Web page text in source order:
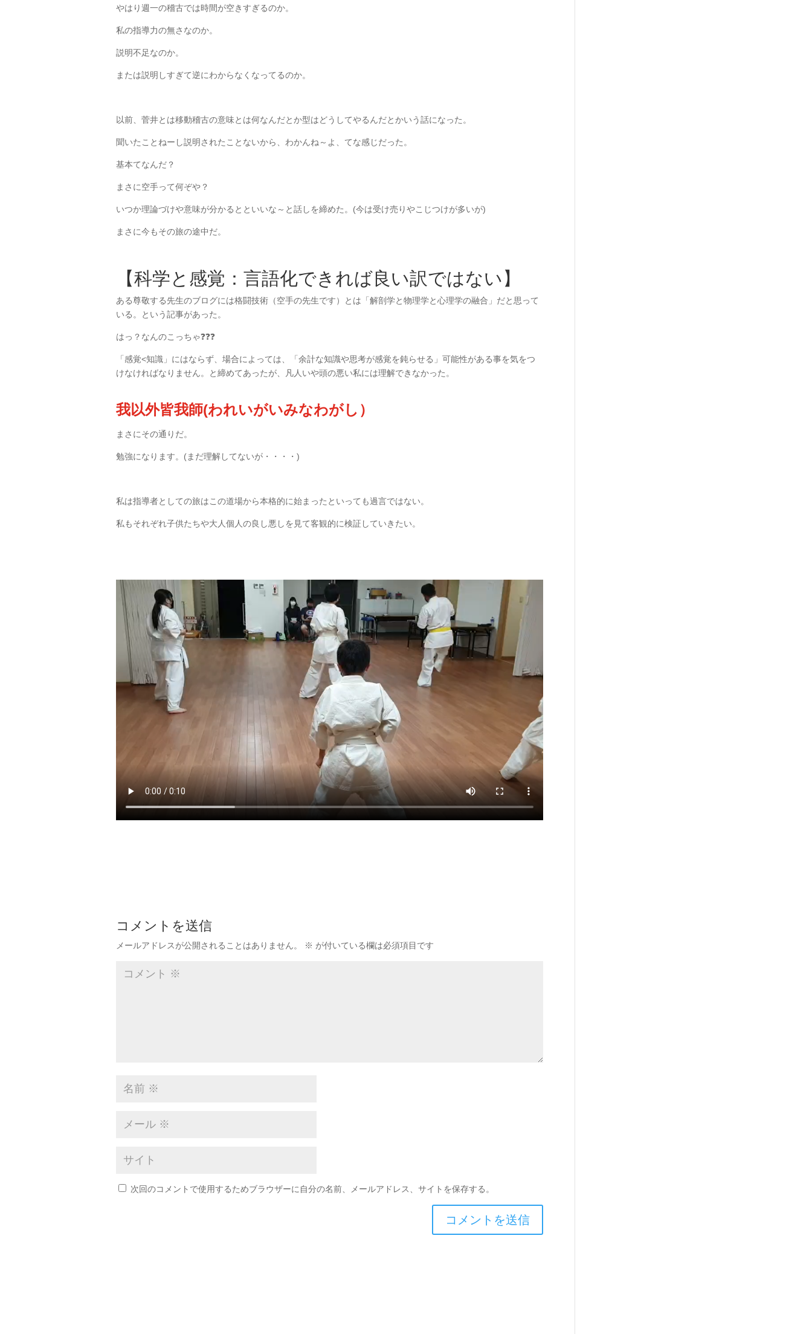
やはり週一の稽古では時間が空きすぎるのか。
私の指導力の無さなのか。
説明不足なのか。
または説明しすぎて逆にわからなくなってるのか。
以前、菅井とは移動稽古の意味とは何なんだとか型はどうしてやるんだとかいう話になった。
聞いたことねーし説明されたことないから、わかんね～よ、てな感じだった。
基本てなんだ？
まさに空手って何ぞや？
いつか理論づけや意味が分かるとといいな～と話しを締めた。(今は受け売りやこじつけが多いが)
まさに今もその旅の途中だ。
【科学と感覚：言語化できれば良い訳ではない 】
ある尊敬する先生のブログには格闘技術（空手の先生です）とは 「解剖学と物理学と心理学の融合」だと思って
いる。という記事があった。
はっ？なんのこっちゃ❓❓❓
「感覚<知識」にはならず、場合によっては、「余計な知識や思考が感覚を鈍らせる」可能性がある事を気をつ
けなければなりません。と締めてあったが、凡人いや頭の悪い私には理解できなかった。
我以外皆我師(われいがいみなわがし）
まさにその通りだ。
勉強になります。(まだ理解してないが・・・・)
私は指導者としての旅はこの道場から本格的に始まったといっても過言ではない。
私もそれぞれ子供たちや大人個人の良し悪しを見て客観的に検証していきたい。
コメントを送信
メールアドレスが公開されることはありません。 ※ が付いている欄は必須項目です
次回のコメントで使用するためブラウザーに自分の名前、メールアドレス、サイトを保存する。